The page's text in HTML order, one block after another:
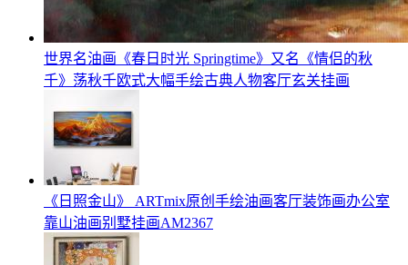
世界名油画《春日时光 Springtime》又名《情侣的秋
千》荡秋千欧式大幅手绘古典人物客厅玄关挂画
《日照金山》 ARTmix原创手绘油画客厅装饰画办公室
靠山油画别墅挂画AM2367